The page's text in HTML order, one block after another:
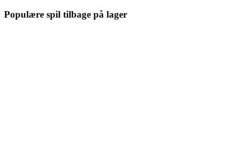
Populære spil tilbage på lager